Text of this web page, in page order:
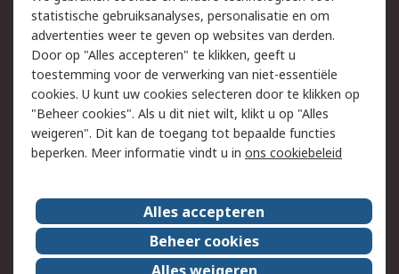
Track & Trace
Wettelijk
Cookiebeleid
Email veiligheid
Privacybeleid
Websitevoorwaarden
Algemene
verkoopvoorwaarden
Over RS
RS Group
Over ons
RS wereldwijd
Werken bij RS
statistische gebruiksanalyses, personalisatie en om
advertenties weer te geven op websites van derden.
Door op "Alles accepteren" te klikken, geeft u
toestemming voor de verwerking van niet-essentiële
cookies. U kunt uw cookies selecteren door te klikken op
"Beheer cookies". Als u dit niet wilt, klikt u op "Alles
weigeren". Dit kan de toegang tot bepaalde functies
beperken. Meer informatie vindt u in ons cookiebeleid
Alles accepteren
Beheer cookies